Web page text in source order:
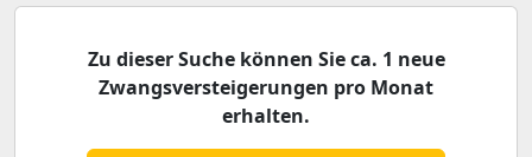
Zu dieser Suche können Sie ca. 1 neue
Zwangsversteigerungen pro Monat
erhalten.